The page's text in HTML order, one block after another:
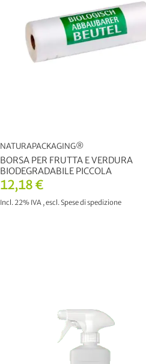
12,18 €
Incl. 22% IVA ,escl.Spese di spedizione
NATURAPACKAGING®
BORSA PER FRUTTA E VERDURA
BIODEGRADABILE PICCOLA